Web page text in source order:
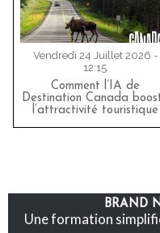
Vendredi 24 Juillet 2026 -
12:15
Comment l’IA de
Destination Canada
l’attractivité touristique
BRAND
Une formation